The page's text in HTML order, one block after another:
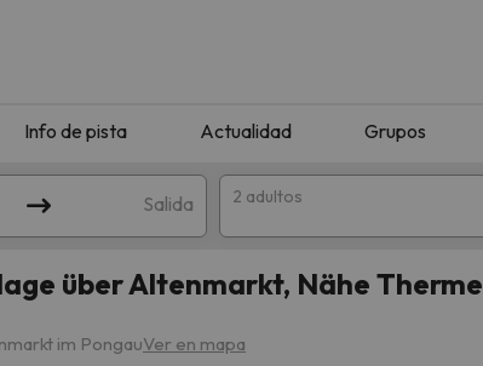
Info de pista Actualidad Grupos
Salida 2 adultos
über Altenmarkt, Nähe Therme
im PongauVer en mapa